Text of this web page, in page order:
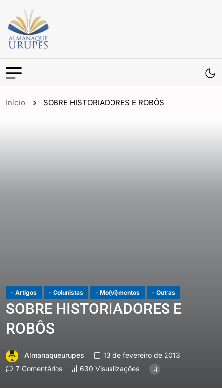
Início SOBRE HISTORIADORES E ROBÔS
- Artigos - Colunistas - Mo(vi)mentos - Outras
SOBRE HISTORIADORES E
ROBÔS
Almanaqueurupes
13 de fevereiro de 2013
7 Comentários
630 Visualizações